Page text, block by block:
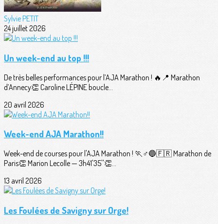
Sylvie PETIT
24 juillet 2026
Un week-end au top !!!
De très belles performances pour l’AJA Marathon ! 🔥📍 Marathon
d’Annecy👏 Caroline LÉPINE boucle...
20 avril 2026
Week-end AJA Marathon!!
Week-end de courses pour l'AJA Marathon ! 🏃♂️🔵🇫🇷 Marathon de
Paris👏 Marion Lecolle — 3h41'35''👏...
13 avril 2026
Les Foulées de Savigny sur Orge!